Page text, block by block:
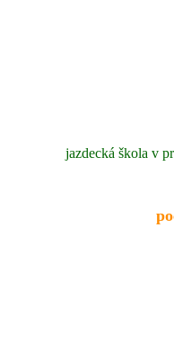
jazdecká škola v